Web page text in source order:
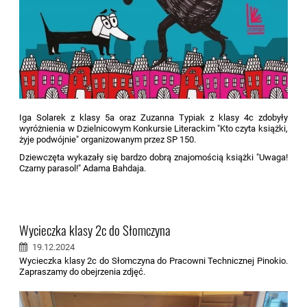
Iga Solarek z klasy 5a oraz Zuzanna Typiak z klasy 4c zdobyły
wyróżnienia w Dzielnicowym Konkursie Literackim "Kto czyta książki,
żyje podwójnie" organizowanym przez SP 150.
Dziewczęta wykazały się bardzo dobrą znajomością książki "Uwaga!
Czarny parasol!" Adama Bahdaja.
Wycieczka klasy 2c do Słomczyna
19.12.2024
Wycieczka klasy 2c do Słomczyna do Pracowni Technicznej Pinokio.
Zapraszamy do obejrzenia zdjęć.